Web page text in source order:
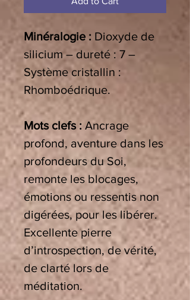
Minéralogie : Dioxyde de
silicium – dureté : 7 –
Système cristallin :
Rhomboédrique.
Mots clefs : Ancrage
profond, aventure dans les
profondeurs du Soi,
remonte les blocages,
émotions ou ressentis non
digérées, pour les libérer.
Excellente pierre
d’introspection, de vérité,
de clarté lors de
méditation.